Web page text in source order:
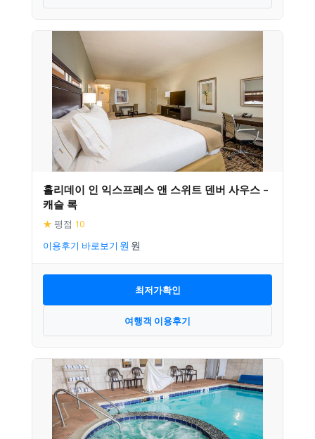
홀리데이 인 익스프레스 앤 스위트 덴버 사우스 –
캐슬 록
★ 평점 10
이용후기 바로보기
최저가확인
여행객 이용후기